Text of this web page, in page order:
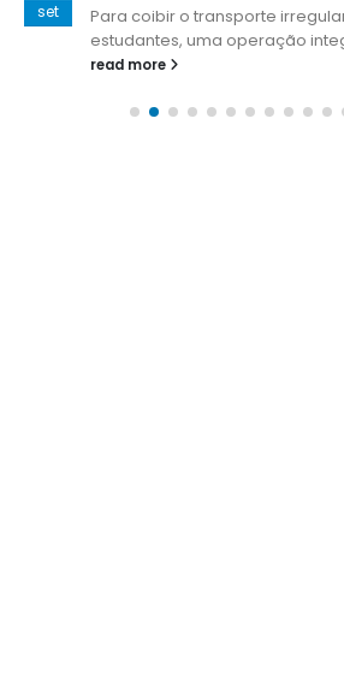
set
Para coibir o transporte
estudantes, uma operação
read more